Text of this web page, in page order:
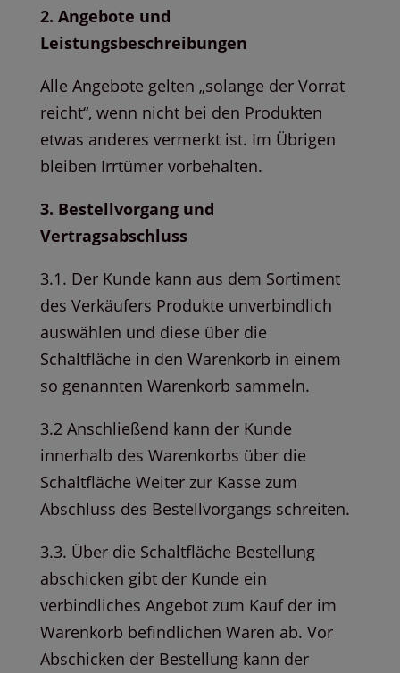
2. Angebote und
Leistungsbeschreibungen
Alle Angebote gelten „solange der Vorrat
reicht“, wenn nicht bei den Produkten
etwas anderes vermerkt ist. Im Übrigen
bleiben Irrtümer vorbehalten.
3. Bestellvorgang und
Vertragsabschluss
3.1. Der Kunde kann aus dem Sortiment
des Verkäufers Produkte unverbindlich
auswählen und diese über die
Schaltfläche in den Warenkorb in einem
so genannten Warenkorb sammeln.
3.2 Anschließend kann der Kunde
innerhalb des Warenkorbs über die
Schaltfläche Weiter zur Kasse zum
Abschluss des Bestellvorgangs schreiten.
3.3. Über die Schaltfläche Bestellung
abschicken gibt der Kunde ein
verbindliches Angebot zum Kauf der im
Warenkorb befindlichen Waren ab. Vor
Abschicken der Bestellung kann der